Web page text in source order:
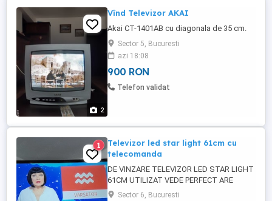
2
Vînd Televizor AKAI
Akai CT-1401AB cu diagonala de 35 cm.
Sector 5, Bucuresti
azi 18:08
900 RON
Telefon validat
1
Televizor led star light 61cm cu
telecomanda
DE VINZARE TELEVIZOR LED STAR LIGHT
61CM UTILIZAT VEDE PERFECT ARE
SUPORD. CARD HDMI ETC
Sector 6, Bucuresti